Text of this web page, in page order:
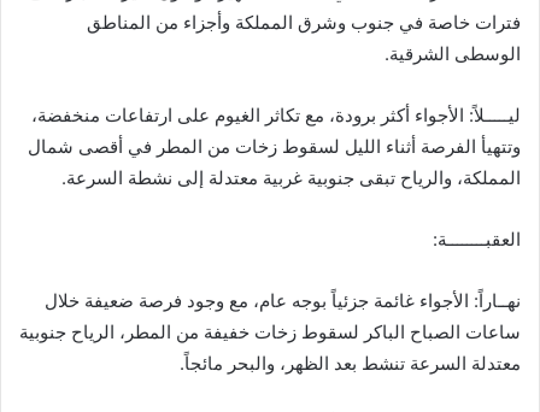
فترات خاصة في جنوب وشرق المملكة وأجزاء من المناطق
الوسطى الشرقية.
ليـــــلاً: الأجواء أكثر برودة، مع تكاثر الغيوم على ارتفاعات منخفضة،
وتتهيأ الفرصة أثناء الليل لسقوط زخات من المطر في أقصى شمال
المملكة، والرياح تبقى جنوبية غربية معتدلة إلى نشطة السرعة.
العقبــــــــة:
نهــاراً: الأجواء غائمة جزئياً بوجه عام، مع وجود فرصة ضعيفة خلال
ساعات الصباح الباكر لسقوط زخات خفيفة من المطر، الرياح جنوبية
معتدلة السرعة تنشط بعد الظهر، والبحر مائجاً.